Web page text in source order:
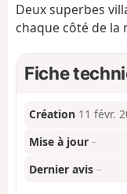
Deux superbes
chaque côté de la
Fiche
Création 11 févr.
Mise à jour –
Dernier avis –